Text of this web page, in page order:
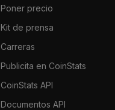
Poner precio
Kit de prensa
Carreras
Publicita en CoinStats
CoinStats API
Documentos API